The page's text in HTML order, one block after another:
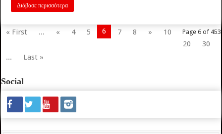
Διάβασε περισσότερα
Page 6 of 453
« First ... « 4 5 6 7 8 »
10
20
30
...
Last »
Social